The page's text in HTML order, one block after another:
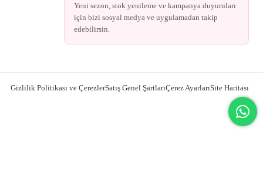
Yeni sezon, stok yenileme ve kampanya duyuruları
için bizi sosyal medya ve uygulamadan takip
edebilirsin.
Gizlilik Politikası ve ÇerezlerSatış Genel ŞartlarıÇerez AyarlarıSite Haritası